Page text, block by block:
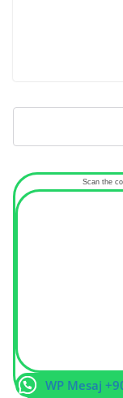
Scan the
WP Mesaj